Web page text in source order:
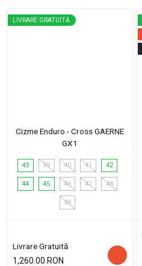
LIVRARE GRATUITĂ
Cizme Enduro - Cross GAERNE
GX1
43 39 40 41 42
44 45 46 47 48
49
Livrare Gratuită
1,260.00 RON